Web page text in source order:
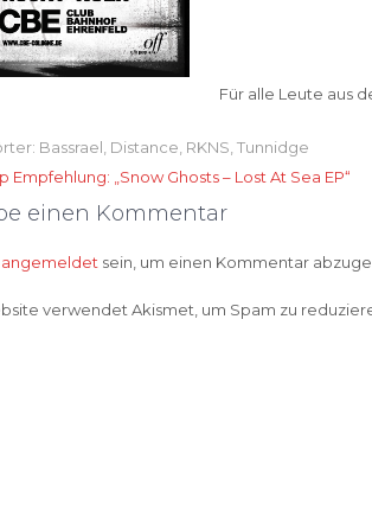
Für alle Leute aus
Bassrael Distance RKNS Tunnidge
Empfehlung: „Snow Ghosts – Lost At Sea EP“
einen Kommentar
angemeldet sein, um einen Kommentar
verwendet Akismet, um Spam zu